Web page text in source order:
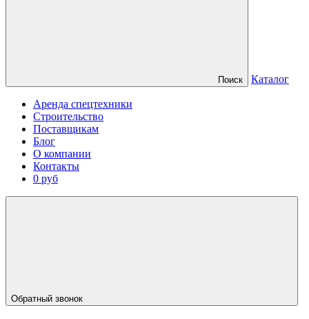
Поиск Каталог
Аренда спецтехники
Строительство
Поставщикам
Блог
О компании
Контакты
0 руб
Обратный звонок